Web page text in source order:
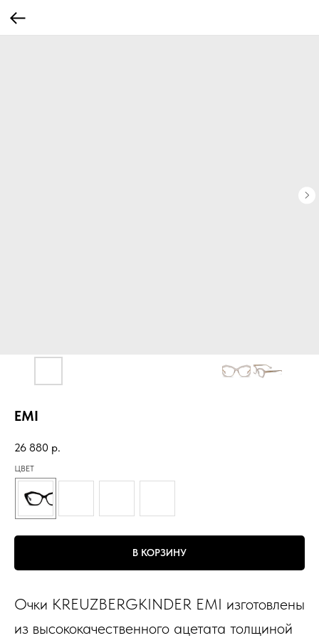
EMI
26 880 р.
ЦВЕТ
В КОРЗИНУ
Очки KREUZBERGKINDER EMI изготовлены
из высококачественного ацетата толщиной